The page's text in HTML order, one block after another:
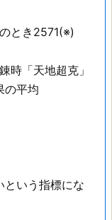
とき2571(※)
「天地超克」
の平均
いう指標にな